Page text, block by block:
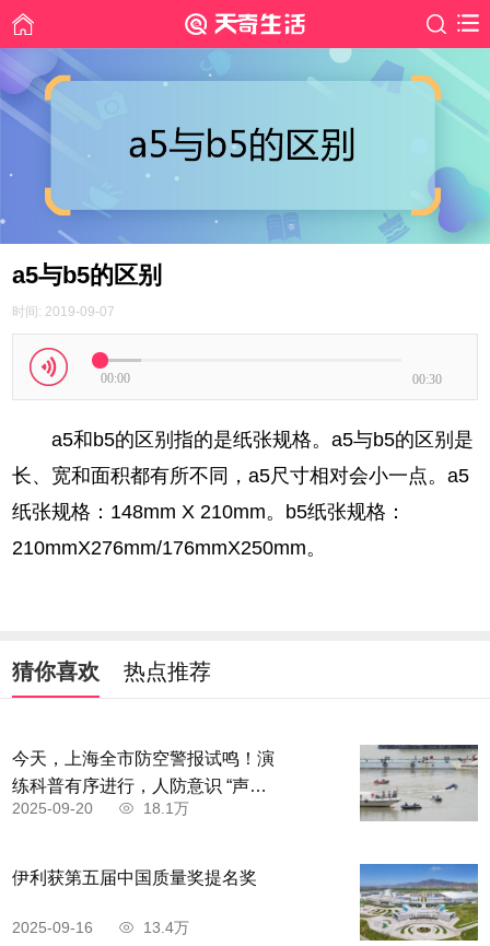
a5与b5的区别
时间: 2019-09-07
00:00 00:30
a5和b5的区别指的是纸张规格。a5与b5的区别是
长、宽和面积都有所不同，a5尺寸相对会小一点。a5
纸张规格：148mm X 210mm。b5纸张规格：
210mmX276mm/176mmX250mm。
猜你喜欢 热点推荐
今天，上海全市防空警报试鸣！演
练科普有序进行，人防意识 “声入
人心”
2025-09-20 18.1万
伊利获第五届中国质量奖提名奖
2025-09-16 13.4万